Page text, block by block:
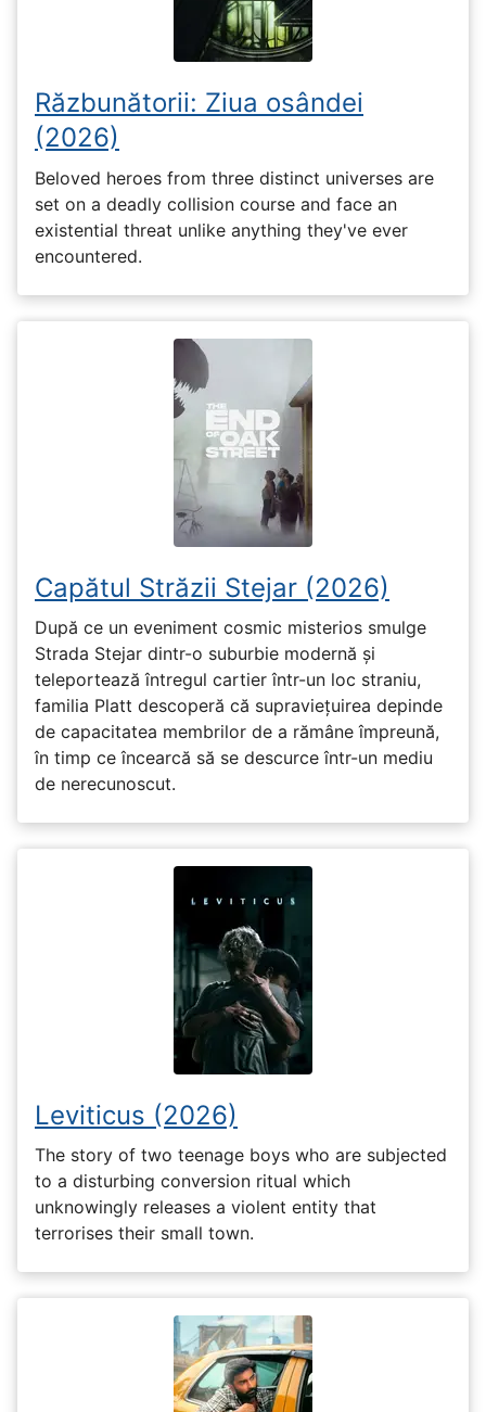
Răzbunătorii: Ziua osândei
(2026)
Beloved heroes from three distinct universes are
set on a deadly collision course and face an
existential threat unlike anything they've ever
encountered.
Capătul Străzii Stejar (2026)
După ce un eveniment cosmic misterios smulge
Strada Stejar dintr-o suburbie modernă și
teleportează întregul cartier într-un loc straniu,
familia Platt descoperă că supraviețuirea depinde
de capacitatea membrilor de a rămâne împreună,
în timp ce încearcă să se descurce într-un mediu
de nerecunoscut.
Leviticus (2026)
The story of two teenage boys who are subjected
to a disturbing conversion ritual which
unknowingly releases a violent entity that
terrorises their small town.